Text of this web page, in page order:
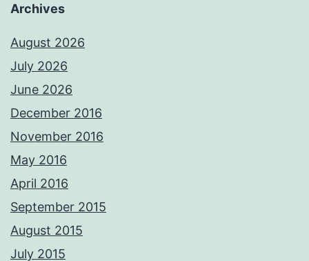
Archives
August 2026
July 2026
June 2026
December 2016
November 2016
May 2016
April 2016
September 2015
August 2015
July 2015